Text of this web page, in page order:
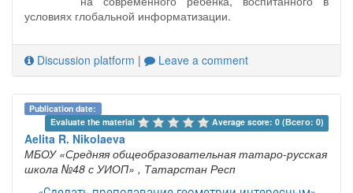
условиях глобальной информатизации.
Discussion platform | Leave a comment
Publication date:
Evaluate the material
Average score: 0 (Всего: 0)
Aelita R. Nikolaeva
МБОУ «Средняя общеобразовательная татаро-русская
школа №48 с УИОП» , Татарстан Респ